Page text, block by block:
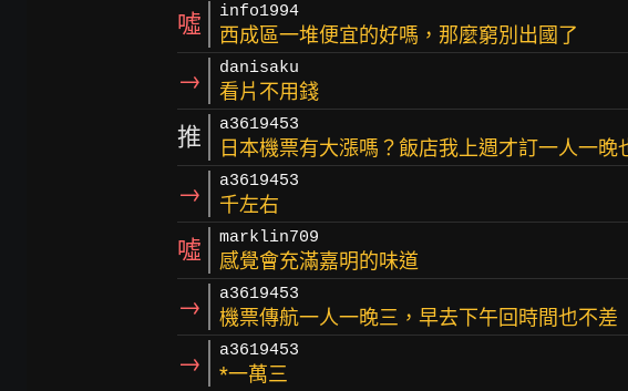
噓 info1994
西成區一堆便宜的好嗎，那麼窮別出國了
→ danisaku
看片不用錢
推 a3619453
日本機票有大漲嗎？飯店我上週才訂一人一晚
→ a3619453
千左右
噓 marklin709
感覺會充滿嘉明的味道
→ a3619453
機票傳航一人一晚三，早去下午回時間也不差
→ a3619453
*一萬三